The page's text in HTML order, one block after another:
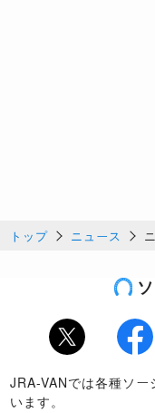
トップ ニュース
Twitter
JRA-VANでは各種ソ
います。